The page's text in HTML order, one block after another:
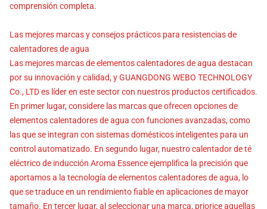
comprensión completa.
Las mejores marcas y consejos prácticos para resistencias de
calentadores de agua
Las mejores marcas de elementos calentadores de agua destacan
por su innovación y calidad, y GUANGDONG WEBO TECHNOLOGY
Co., LTD es líder en este sector con nuestros productos certificados.
En primer lugar, considere las marcas que ofrecen opciones de
elementos calentadores de agua con funciones avanzadas, como
las que se integran con sistemas domésticos inteligentes para un
control automatizado. En segundo lugar, nuestro calentador de té
eléctrico de inducción Aroma Essence ejemplifica la precisión que
aportamos a la tecnología de elementos calentadores de agua, lo
que se traduce en un rendimiento fiable en aplicaciones de mayor
tamaño. En tercer lugar, al seleccionar una marca, priorice aquellas